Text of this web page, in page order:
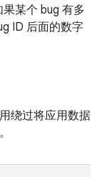
某个 bug 有多
ID 后面的数字
绕过将应用数据